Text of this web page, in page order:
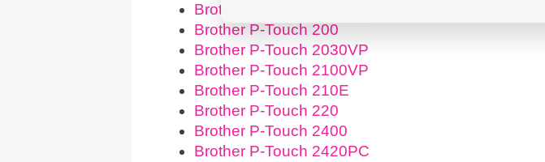
Brother P-Touch 1950VP
Brother P-Touch 200
Brother P-Touch 2030VP
Brother P-Touch 2100VP
Brother P-Touch 210E
Brother P-Touch 220
Brother P-Touch 2400
Brother P-Touch 2420PC